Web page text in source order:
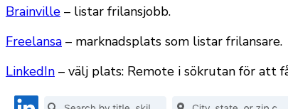
Brainville – listar frilansjobb.
Freelansa – marknadsplats som listar frilansare.
LinkedIn – välj plats: Remote i sökrutan för att